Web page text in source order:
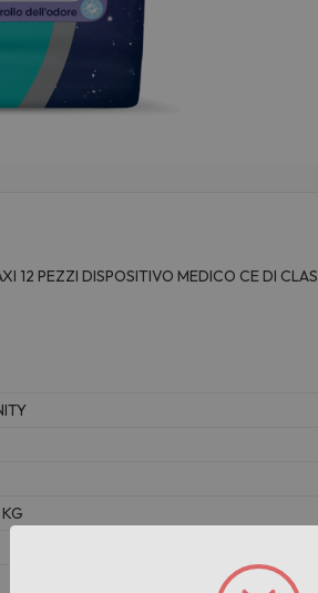
12 PEZZI DISPOSITIVO MEDICO CE DI